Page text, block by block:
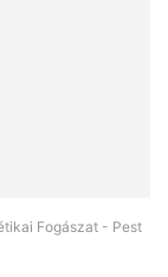
Fogászat - Pest